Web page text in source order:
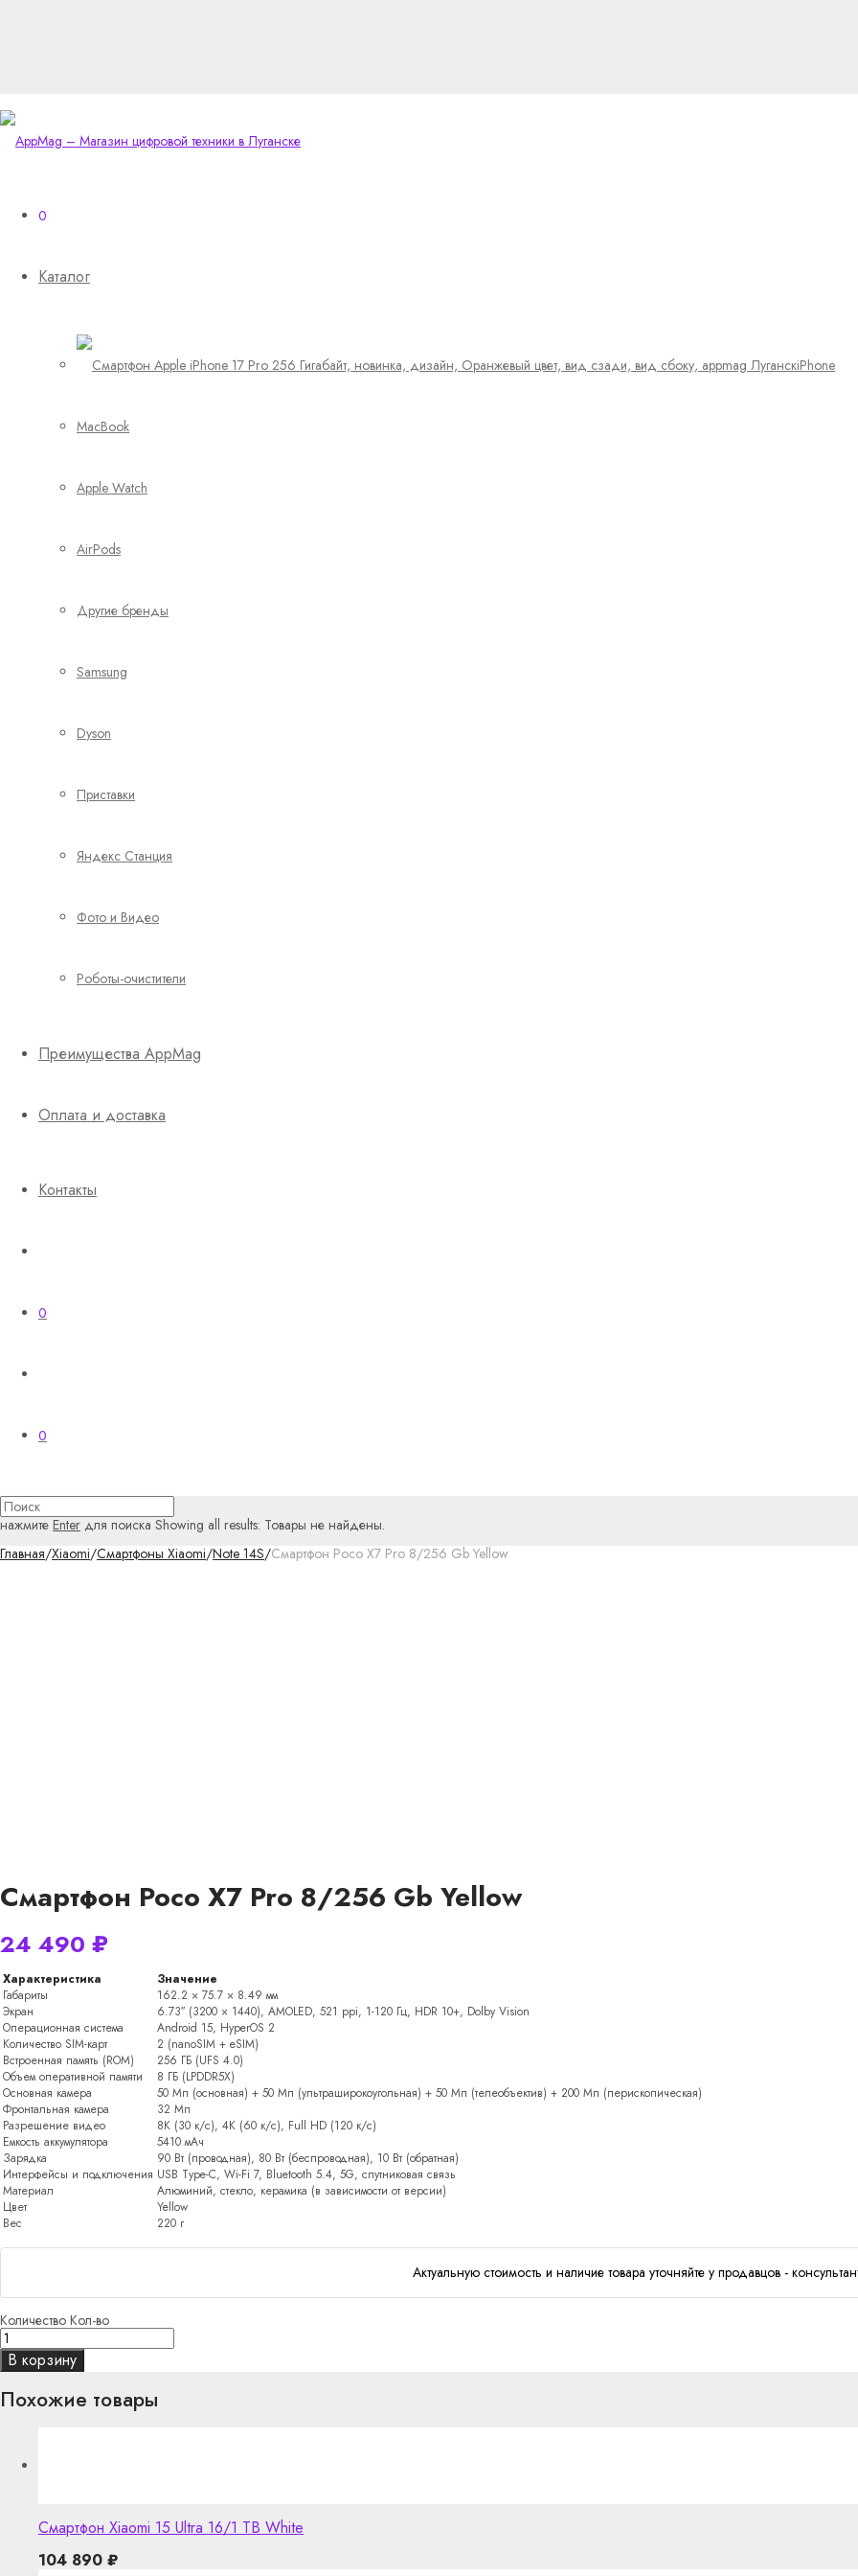
0
Каталог
iPhone
MacBook
Apple Watch
AirPods
Другие бренды
Samsung
Dyson
Приставки
Яндекс Станция
Фото и Видео
Роботы-очистители
Преимущества AppMag
Оплата и доставка
Контакты
0
0
нажмите Enter для поиска Showing all results: Товары не найдены.
Главная/Xiaomi/Смартфоны Xiaomi/Note 14S/Смартфон Poco X7 Pro 8/256 Gb Yellow
Смартфон Poco X7 Pro 8/256 Gb Yellow
24 490 ₽
Характеристика
Значение
Габариты
162.2 × 75.7 × 8.49 мм
Экран
6.73″ (3200 × 1440), AMOLED, 521 ppi, 1-120 Гц, HDR 10+, Dolby Vision
Операционная система
Android 15, HyperOS 2
Количество SIM-карт
2 (nanoSIM + eSIM)
Встроенная память (ROM)
256 ГБ (UFS 4.0)
Объем оперативной памяти
8 ГБ (LPDDR5X)
Основная камера
50 Мп (основная) + 50 Мп (ультраширокоугольная) + 50 Мп (телеобъектив) + 200 Мп (перископическая)
Фронтальная камера
32 Мп
Разрешение видео
8K (30 к/с), 4K (60 к/с), Full HD (120 к/с)
Емкость аккумулятора
5410 мАч
Зарядка
90 Вт (проводная), 80 Вт (беспроводная), 10 Вт (обратная)
Интерфейсы и подключения USB Type-C, Wi-Fi 7, Bluetooth 5.4, 5G, спутниковая связь
Материал
Алюминий, стекло, керамика (в зависимости от версии)
Цвет
Yellow
Вес
220 г
Актуальную стоимость и наличие товара уточняйте у продавцов -
Количество Кол-во
В корзину
Похожие товары
Смартфон Xiaomi 15 Ultra 16/1 TB White
104 890 ₽